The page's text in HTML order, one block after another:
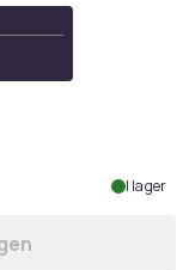
I lager
Praktiskt 14 Fack